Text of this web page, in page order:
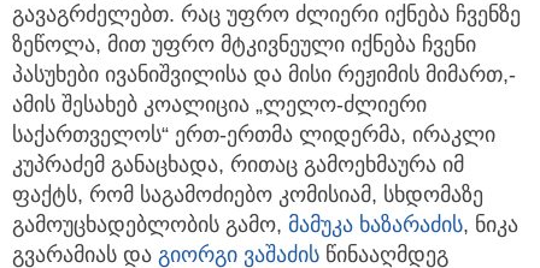
გავაგრძელებთ. რაც უფრო ძლიერი იქნება ჩვენზე
ზეწოლა, მით უფრო მტკივნეული იქნება ჩვენი
პასუხები ივანიშვილისა და მისი რეჟიმის მიმართ,-
ამის შესახებ კოალიცია „ლელო-ძლიერი
საქართველოს“ ერთ-ერთმა ლიდერმა, ირაკლი
კუპრაძემ განაცხადა, რითაც გამოეხმაურა იმ
ფაქტს, რომ საგამოძიებო კომისიამ, სხდომაზე
გამოუცხადებლობის გამო, მამუკა ხაზარაძის, ნიკა
გვარამიას და გიორგი ვაშაძის წინააღმდეგ